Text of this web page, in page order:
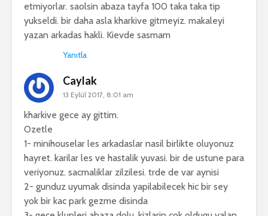
etmiyorlar. saolsin abaza tayfa 100 taka taka tip
yukseldi. bir daha asla kharkive gitmeyiz. makaleyi
yazan arkadas hakli. Kievde sasmam
Yanıtla
Caylak
13 Eylül 2017, 8:01 am
kharkive gece ay gittim.
Ozetle
1- minihouselar les arkadaslar nasil birlikte oluyonuz
hayret. karilar les ve hastalik yuvasi. bir de ustune para
veriyonuz. sacmaliklar zilzilesi. trde de var aynisi
2- gunduz uyumak disinda yapilabilecek hic bir sey
yok bir kac park gezme disinda